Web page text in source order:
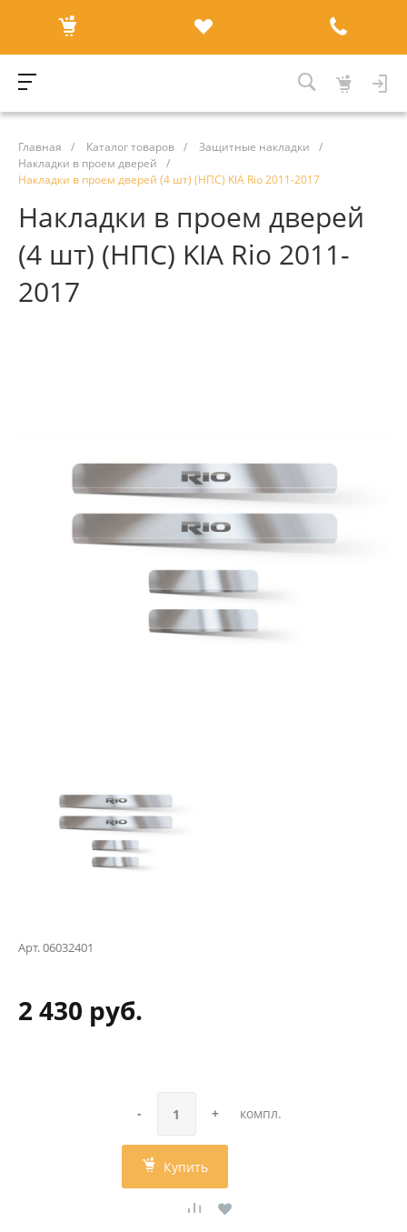
Главная / Каталог товаров / Защитные накладки
/
Накладки в проем дверей
/
Накладки в проем дверей (4 шт) (НПС) KIA Rio 2011-2017
Накладки в проем дверей
(4 шт) (НПС) KIA Rio 2011-
2017
Арт.06032401
2 430 руб.
- + компл.
Купить